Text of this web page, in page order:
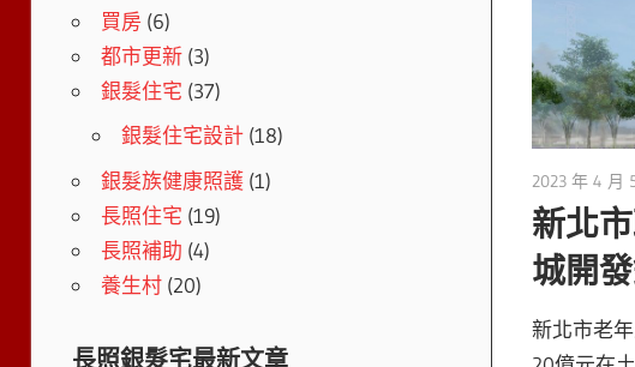
2023 年 4 月
新北
城開
新北市老
買房(6)
都市更新(3)
銀髮住宅 (37)
銀髮住宅設計(18)
銀髮族健康照護(1)
長照住宅 (19)
長照補助 (4)
養生村(20)
長照銀髮宅最新文章